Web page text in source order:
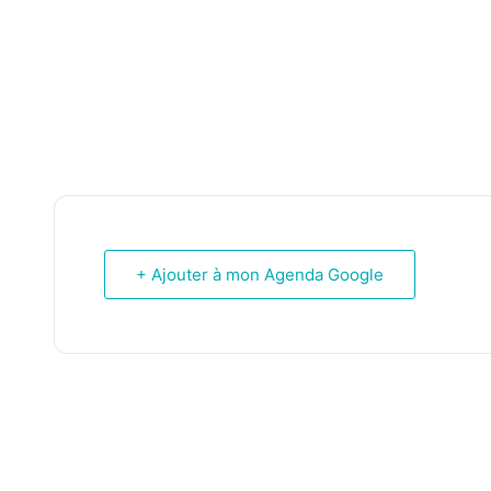
+ Ajouter à mon Agenda Google